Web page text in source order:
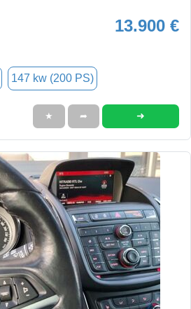
13.900 €
147 kw (200 PS)
★ ➦ ➜